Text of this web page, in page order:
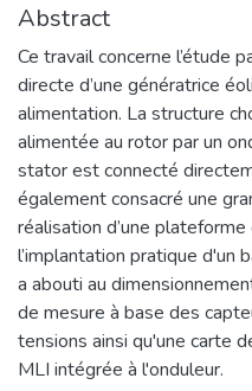
Abstract
Ce travail concerne l’étude
directe d’une génératrice
alimentation. La structure
alimentée au rotor par un
stator est connecté
également consacré une
réalisation d’une
l’implantation pratique d'un
a abouti au
de mesure à base des
tensions ainsi qu'une carte
MLI intégrée à l'onduleur.